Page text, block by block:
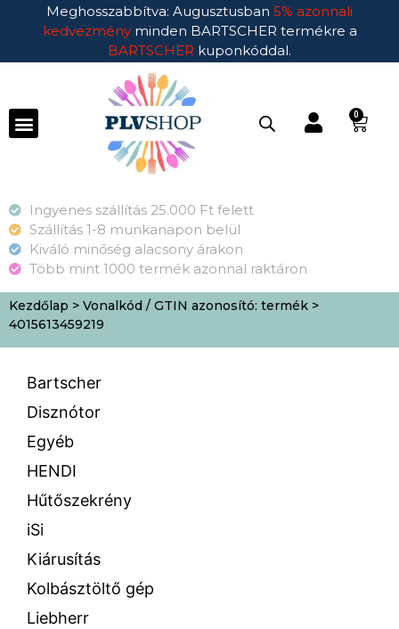
Meghosszabbítva: Augusztusban 5% azonnali
kedvezmény minden BARTSCHER termékre a
BARTSCHER kuponkóddal.
0
Ingyenes szállítás 25.000 Ft felett
Szállítás 1-8 munkanapon belül
Kiváló minőség alacsony árakon
Több mint 1000 termék azonnal raktáron
Kezdőlap > Vonalkód / GTIN azonosító: termék >
4015613459219
Bartscher
Disznótor
Egyéb
HENDI
Hűtőszekrény
iSi
Kiárusítás
Kolbásztöltő gép
Liebherr